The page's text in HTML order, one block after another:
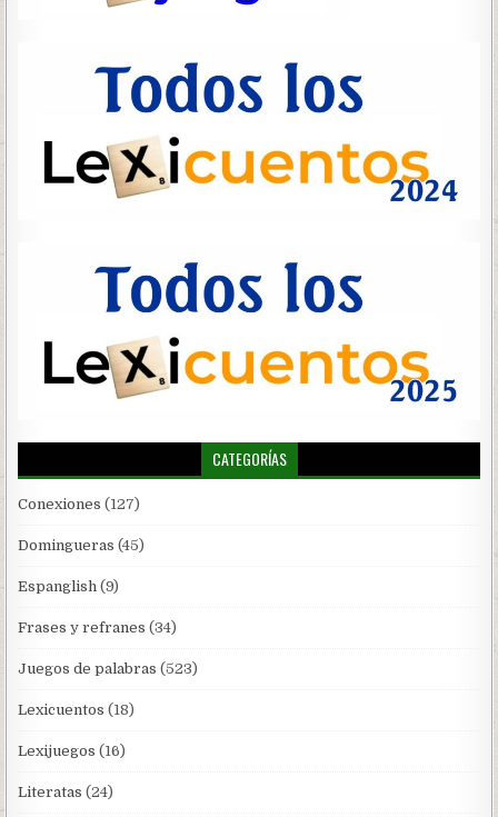
CATEGORÍAS
Conexiones (127)
Domingueras (45)
Espanglish (9)
Frases y refranes (34)
Juegos de palabras (523)
Lexicuentos (18)
Lexijuegos (16)
Literatas (24)